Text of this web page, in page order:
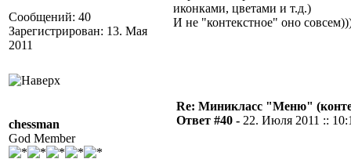
Сообщений: 40
Зарегистрирован: 13. Мая
2011
иконками, цветами и т.д.)
И не "контекстное" оно
chessman
God Member
Re: Миникласс "Меню"
Ответ #40 - 22. Июля 2011 ::